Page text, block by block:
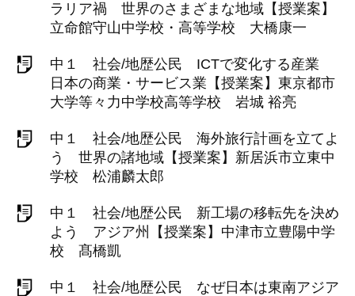
ラリア禍 世界のさまざまな地域【授業案】
立命館守山中学校・高等学校 大橋康一
中１ 社会/地歴公民 ICTで変化する産業
日本の商業・サービス業【授業案】東京都市
大学等々力中学校高等学校 岩城 裕亮
中１ 社会/地歴公民 海外旅行計画を立てよ
う 世界の諸地域【授業案】新居浜市立東中
学校 松浦麟太郎
中１ 社会/地歴公民 新工場の移転先を決め
よう アジア州【授業案】中津市立豊陽中学
校 髙橋凱
中１ 社会/地歴公民 なぜ日本は東南アジア